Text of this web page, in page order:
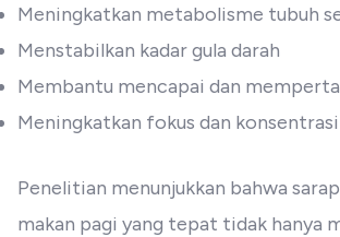
Meningkatkan metabolisme tubuh
Menstabilkan kadar gula darah
Membantu mencapai dan
Meningkatkan fokus dan
Penelitian menunjukkan bahwa
makan pagi yang tepat tidak hanya